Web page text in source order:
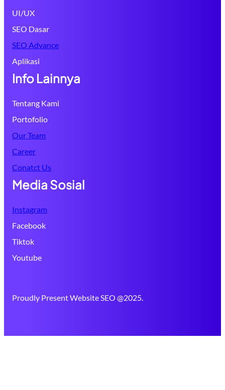
UI/UX
SEO Dasar
SEO Advance
Aplikasi
Info Lainnya
Tentang Kami
Portofolio
Our Team
Career
Conatct Us
Media Sosial
Instagram
Facebook
Tiktok
Youtube
Proudly Present Website SEO @2025.